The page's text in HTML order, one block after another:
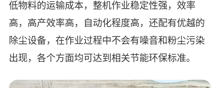
低物料的运输成本，整机作业稳定性强，效率
高，高产效率高，自动化程度高，还配有优越的
除尘设备，在作业过程中不会有噪音和粉尘污染
出现，各个方面均可达到相关节能环保标准。